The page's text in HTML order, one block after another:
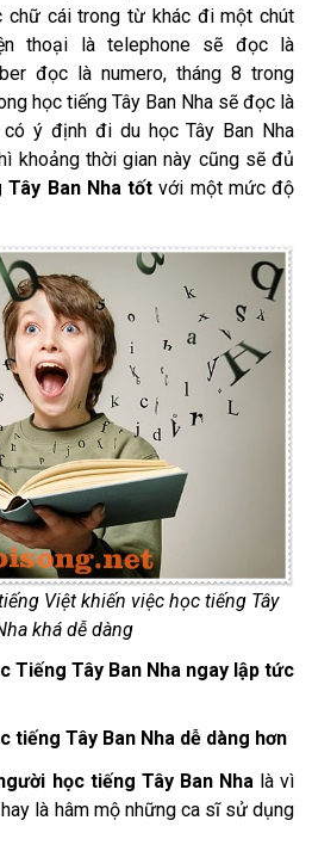
chữ cái trong từ khác đi một chút
thoại là telephone sẽ đọc là
đọc là numero, tháng 8 trong
học tiếng Tây Ban Nha sẽ đọc là
có ý định đi du học Tây Ban Nha
khoảng thời gian này cũng sẽ đủ
Tây Ban Nha tốt với một mức độ
Việt khiến việc học tiếng Tây
khá dễ dàng
Tiếng Tây Ban Nha ngay lập tức
tiếng Tây Ban Nha dễ dàng hơn
học tiếng Tây Ban Nhalà vì
là hâm mộ những ca sĩ sử dụng